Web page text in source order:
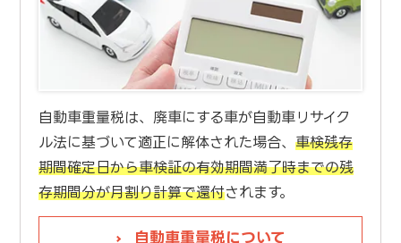
自動車重量税は、廃車にする車が自動車リサイク
ル法に基づいて適正に解体された場合、 車検残存
期間確定日から車検証の有効期間満了時までの残
存期間分が月割り計算で還付されます。
自動車重量税について